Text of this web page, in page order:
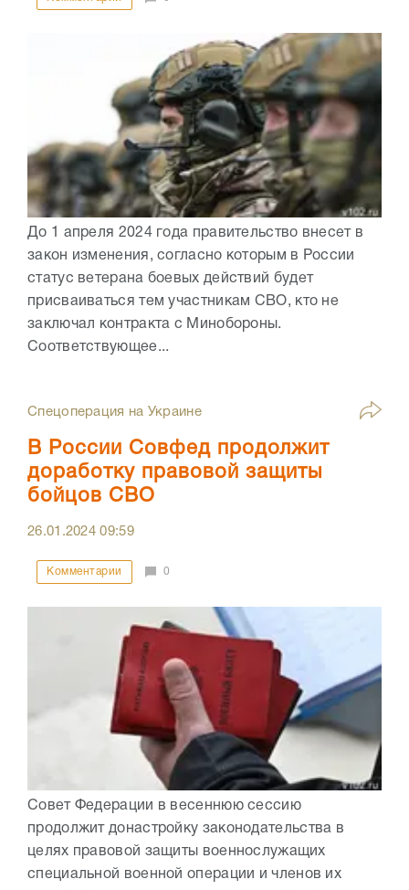
До 1 апреля 2024 года правительство внесет в
закон изменения, согласно которым в России
статус ветерана боевых действий будет
присваиваться тем участникам СВО, кто не
заключал контракта с Минобороны.
Соответствующее...
Спецоперация на Украине
В России Совфед продолжит
доработку правовой защиты
бойцов СВО
26.01.202409:59
Комментарии 0
Совет Федерации в весеннюю сессию
продолжит донастройку законодательства в
целях правовой защиты военнослужащих
специальной военной операции и членов их